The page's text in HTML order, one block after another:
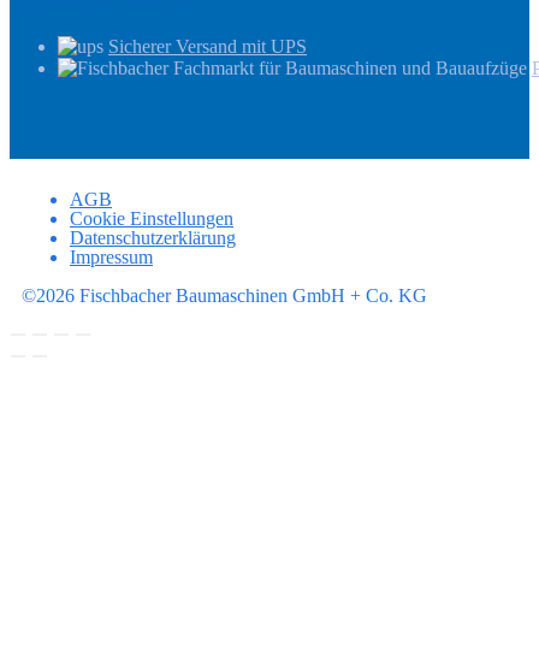
Sicherer Versand mit UPS
AGB
Cookie Einstellungen
Datenschutzerklärung
Impressum
©2026 Fischbacher Baumaschinen GmbH + Co. KG